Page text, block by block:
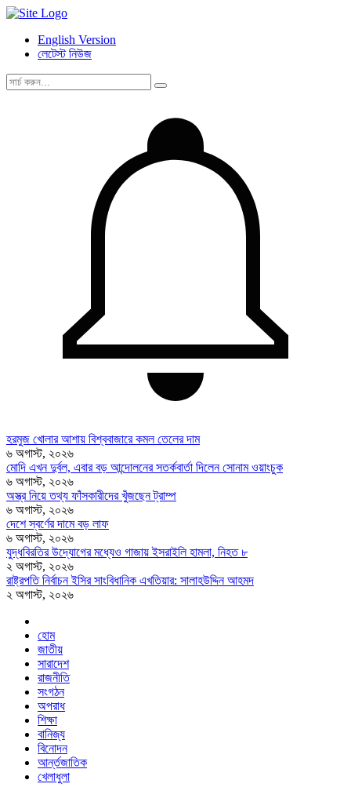
English Version
লেটেস্ট নিউজ
হরমুজ খোলার আশায় বিশ্ববাজারে কমল তেলের দাম
৬ অগাস্ট, ২০২৬
মোদি এখন দুর্বল, এবার বড় আন্দোলনের সতর্কবার্তা দিলেন সোনাম ওয়াংচুক
৬ অগাস্ট, ২০২৬
অস্ত্র নিয়ে তথ্য ফাঁসকারীদের খুঁজছেন ট্রাম্প
৬ অগাস্ট, ২০২৬
দেশে স্বর্ণের দামে বড় লাফ
৬ অগাস্ট, ২০২৬
যুদ্ধবিরতির উদ্যোগের মধ্যেও গাজায় ইসরাইলি হামলা, নিহত ৮
২ অগাস্ট, ২০২৬
রাষ্ট্রপতি নির্বাচন ইসির সাংবিধানিক এখতিয়ার: সালাহউদ্দিন আহমদ
২ অগাস্ট, ২০২৬
হোম
জাতীয়
সারাদেশ
রাজনীতি
সংগঠন
অপরাধ
শিক্ষা
বানিজ্য
বিনোদন
আর্ন্তজাতিক
খেলাধুলা